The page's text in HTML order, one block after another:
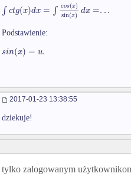
∫ ctg(x)dx = ∫ cos(x)
sin(x) dx =. ..
Podstawienie:
sin(x) = u.
2017-01-23 13:38:55
dziekuje!
tylko zalogowanym